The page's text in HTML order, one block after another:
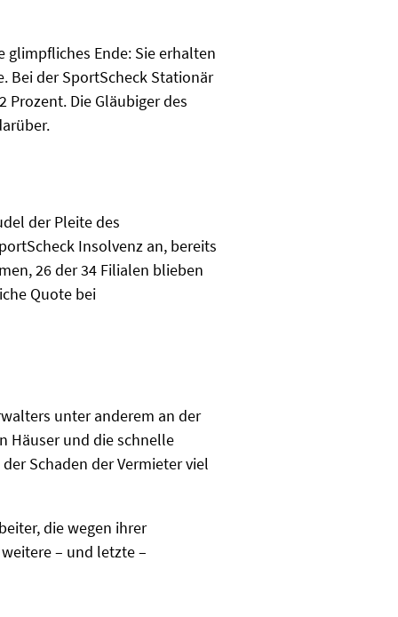
glimpfliches Ende: Sie erhalten
Bei der SportScheck Stationär
Die Gläubiger des
der Pleite des
Insolvenz an, bereits
26 der 34 Filialen blieben
Quote bei
unter anderem an der
Häuser und die schnelle
Schaden der Vermieter viel
die wegen ihrer
– und letzte –